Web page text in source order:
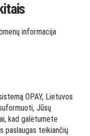
informacija
OPAY, Lietuvos
Jūsų
kad galėtumėte
paslaugas teikiančių